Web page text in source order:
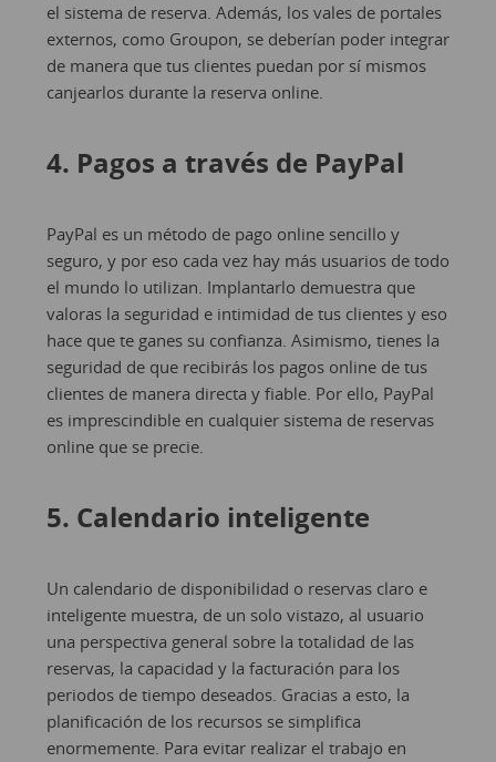
el sistema de reserva. Además, los vales de portales
externos, como Groupon, se deberían poder integrar
de manera que tus clientes puedan por sí mismos
canjearlos durante la reserva online.
4. Pagos a través de PayPal
PayPal es un método de pago online sencillo y
seguro, y por eso cada vez hay más usuarios de todo
el mundo lo utilizan. Implantarlo demuestra que
valoras la seguridad e intimidad de tus clientes y eso
hace que te ganes su confianza. Asimismo, tienes la
seguridad de que recibirás los pagos online de tus
clientes de manera directa y fiable. Por ello, PayPal
es imprescindible en cualquier sistema de reservas
online que se precie.
5. Calendario inteligente
Un calendario de disponibilidad o reservas claro e
inteligente muestra, de un solo vistazo, al usuario
una perspectiva general sobre la totalidad de las
reservas, la capacidad y la facturación para los
periodos de tiempo deseados. Gracias a esto, la
planificación de los recursos se simplifica
enormemente. Para evitar realizar el trabajo en